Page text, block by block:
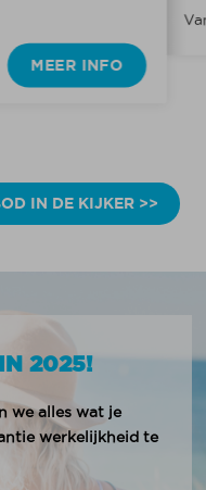
MEER INFO
IN DE KIJKER >>
2025!
we alles wat je
werkelijkheid te